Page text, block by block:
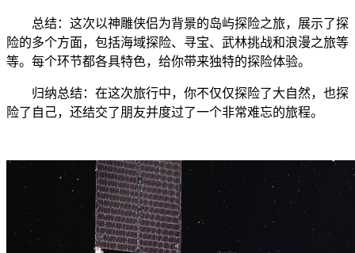
总结：这次以神雕侠侣为背景的岛屿探险之旅，展示了探
险的多个方面，包括海域探险、寻宝、武林挑战和浪漫之旅等
等。每个环节都各具特色，给你带来独特的探险体验。
归纳总结：在这次旅行中，你不仅仅探险了大自然，也探
险了自己，还结交了朋友并度过了一个非常难忘的旅程。